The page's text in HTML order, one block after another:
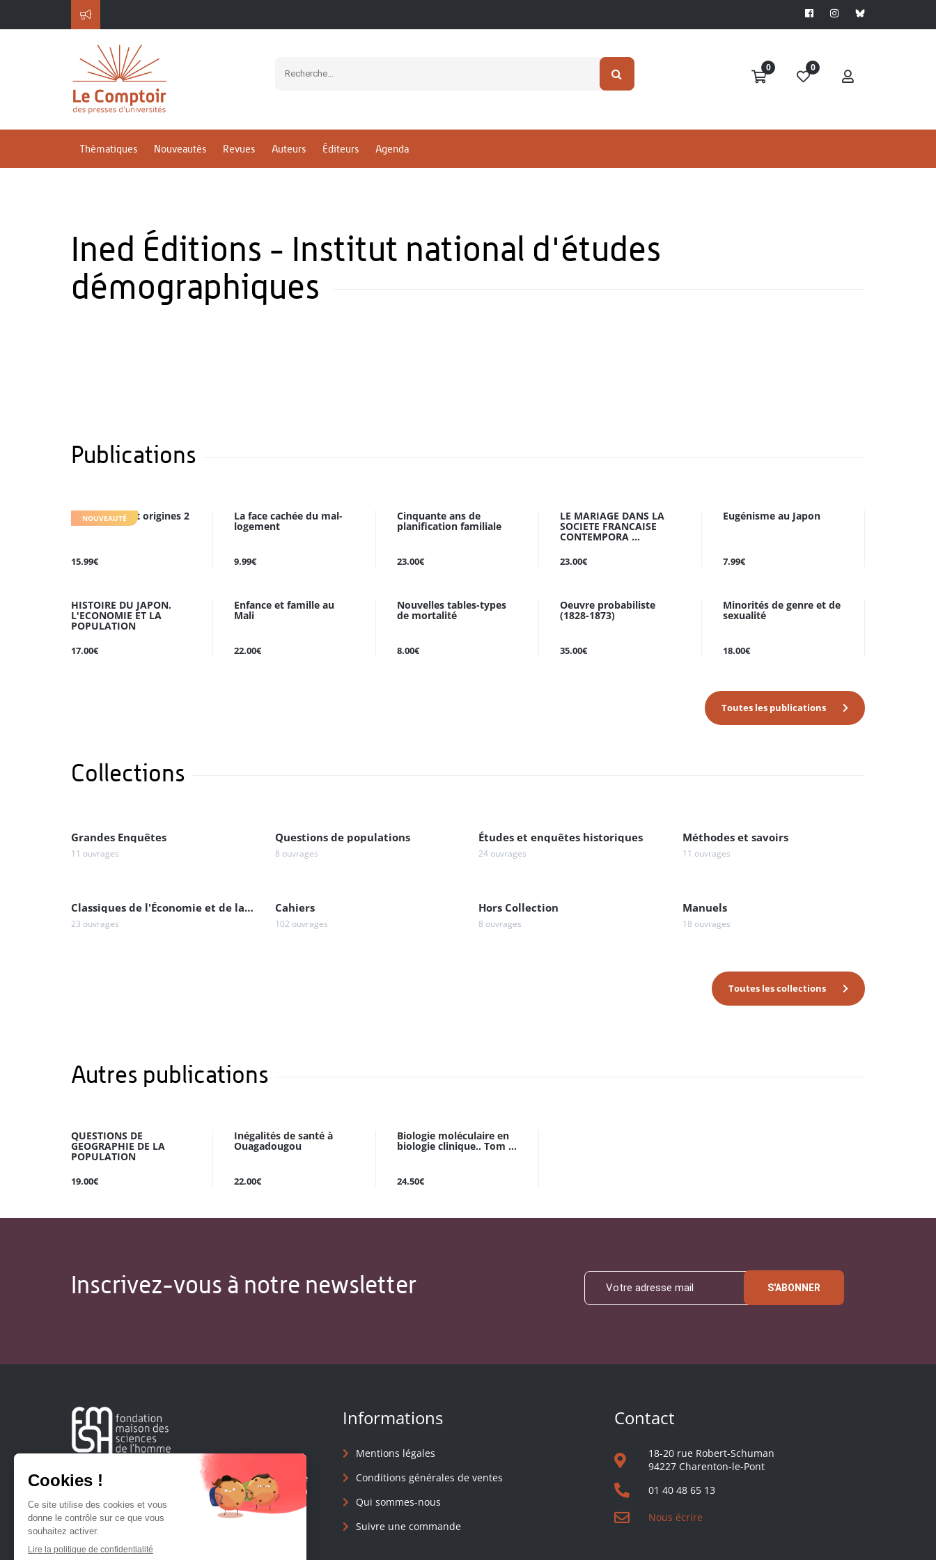
0 0
Thématiques Nouveautés Revues Auteurs Éditeurs Agenda
Ined Éditions - Institut national d'études
démographiques
Publications
NOUVEAUTÉ
Trajectoires et origines 2
15.99€
La face cachée du mal-
logement
9.99€
Cinquante ans de
planification familiale
23.00€
LE MARIAGE DANS LA
SOCIETE FRANCAISE
CONTEMPORA ...
23.00€
Eugénisme au Japon
7.99€
HISTOIRE DU JAPON.
L'ECONOMIE ET LA
POPULATION
17.00€
Enfance et famille au
Mali
22.00€
Nouvelles tables-types
de mortalité
8.00€
Oeuvre probabiliste
(1828-1873)
35.00€
Minorités de genre et de
sexualité
18.00€
Toutes les publications
Collections
Grandes Enquêtes
11 ouvrages
Questions de populations
8 ouvrages
Études et enquêtes historiques
24 ouvrages
Méthodes et savoirs
11 ouvrages
Classiques de l'Économie et de la Population
23 ouvrages
Cahiers
102 ouvrages
Hors Collection
8 ouvrages
Manuels
18 ouvrages
Toutes les collections
Autres publications
QUESTIONS DE
GEOGRAPHIE DE LA
POPULATION
19.00€
Inégalités de santé à
Ouagadougou
22.00€
Biologie moléculaire en
biologie clinique.. Tom ...
24.50€
Inscrivez-vous à notre newsletter S'ABONNER
Créée en 1963, la Fondation Maison Sciences de l'Homme
soutient la recherche et la diffusion des connaissances en
sciences humaines et sociales.
Informations
Mentions légales
Conditions générales de ventes
Qui sommes-nous
Suivre une commande
Contact
18-20 rue Robert-Schuman
94227 Charenton-le-Pont
01 40 48 65 13
Nous écrire